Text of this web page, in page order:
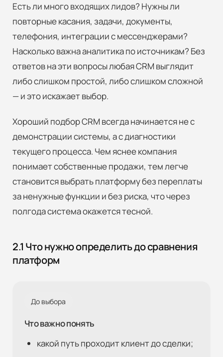
Есть ли много входящих лидов? Нужны ли
повторные касания, задачи, документы,
телефония, интеграции с мессенджерами?
Насколько важна аналитика по источникам? Без
ответов на эти вопросы любая CRM выглядит
либо слишком простой, либо слишком сложной
— и это искажает выбор.
Хороший подбор CRM всегда начинается не с
демонстрации системы, а с диагностики
текущего процесса. Чем яснее компания
понимает собственные продажи, тем легче
становится выбрать платформу без переплаты
за ненужные функции и без риска, что через
полгода система окажется тесной.
2.1 Что нужно определить до сравнения
платформ
До выбора
Что важно понять
какой путь проходит клиент до сделки;